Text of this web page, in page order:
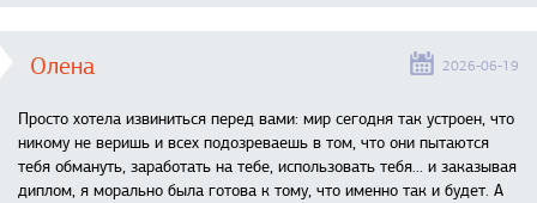
Олена 2026-06-19
Просто хотела извиниться перед вами: мир сегодня так устроен, что
никому не веришь и всех подозреваешь в том, что они пытаются
тебя обмануть, заработать на тебе, использовать тебя... и заказывая
диплом, я морально была готова к тому, что именно так и будет. А